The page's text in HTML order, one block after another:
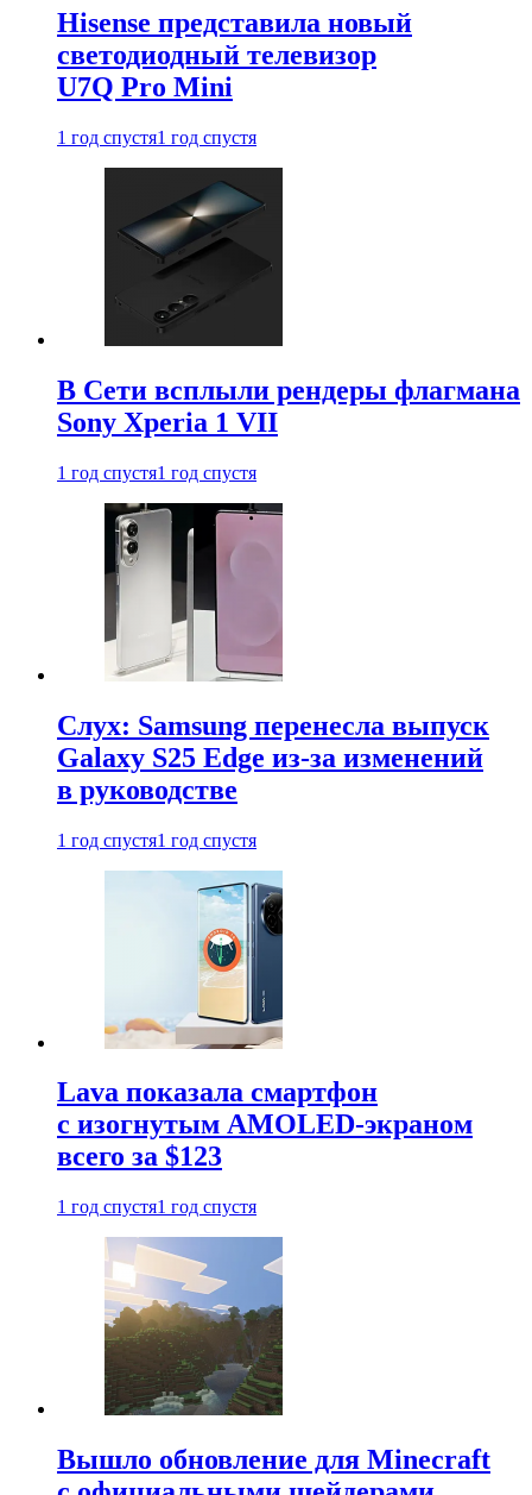
Hisense представила новый
светодиодный телевизор
U7Q Pro Mini
1 год спустя1 год спустя
В Сети всплыли рендеры флагмана
Sony Xperia 1 VII
1 год спустя1 год спустя
Слух: Samsung перенесла выпуск
Galaxy S25 Edge из-за изменений
в руководстве
1 год спустя1 год спустя
Lava показала смартфон
с изогнутым AMOLED-экраном
всего за $123
1 год спустя1 год спустя
Вышло обновление для Minecraft